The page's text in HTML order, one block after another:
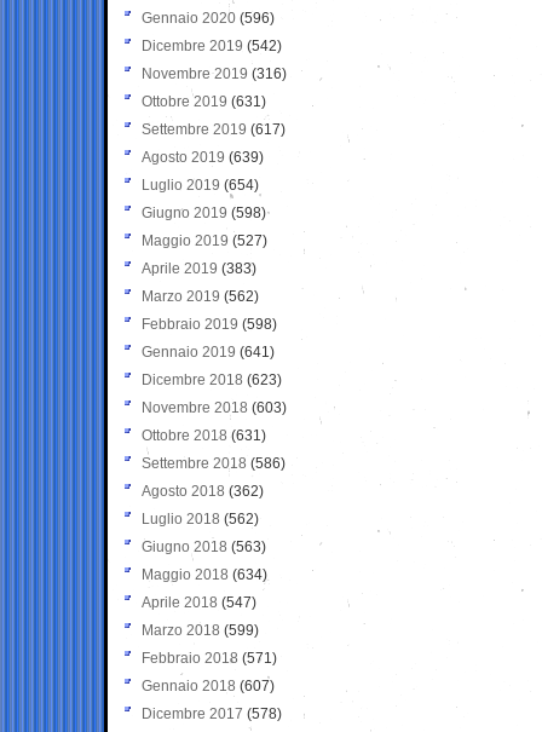
Gennaio 2020 (596)
Dicembre 2019 (542)
Novembre 2019 (316)
Ottobre 2019 (631)
Settembre 2019 (617)
Agosto 2019 (639)
Luglio 2019 (654)
Giugno 2019 (598)
Maggio 2019 (527)
Aprile 2019 (383)
Marzo 2019 (562)
Febbraio 2019 (598)
Gennaio 2019 (641)
Dicembre 2018 (623)
Novembre 2018 (603)
Ottobre 2018 (631)
Settembre 2018 (586)
Agosto 2018 (362)
Luglio 2018 (562)
Giugno 2018 (563)
Maggio 2018 (634)
Aprile 2018 (547)
Marzo 2018 (599)
Febbraio 2018 (571)
Gennaio 2018 (607)
Dicembre 2017 (578)